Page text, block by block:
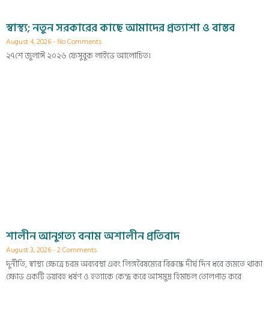
স্বাস্থ্য; নতুন সরকারের কাছে আমাদের প্রত্যাশা ও বাস্তব
August 4, 2026 No Comments
২৭শে জুলাঈ ২০২৬ ফেসুবুক লাইভে আলোচিত।
শালীন আনুগত্য বনাম অশালীন প্রতিবাদ
August 3, 2026 2 Comments
দুর্নীতি, স্বাস্থ্য ক্ষেত্রে চরম অব্যবস্থা এবং লিঙ্গবৈষম্যের বিরুদ্ধে দীর্ঘ দিন ধরে জমতে থাকা
ক্ষোভ একটি ভয়াবহ ধর্ষণ ও হত্যাকে কেন্দ্র করে আসমুদ্র হিমাচল তোলপাড় করে